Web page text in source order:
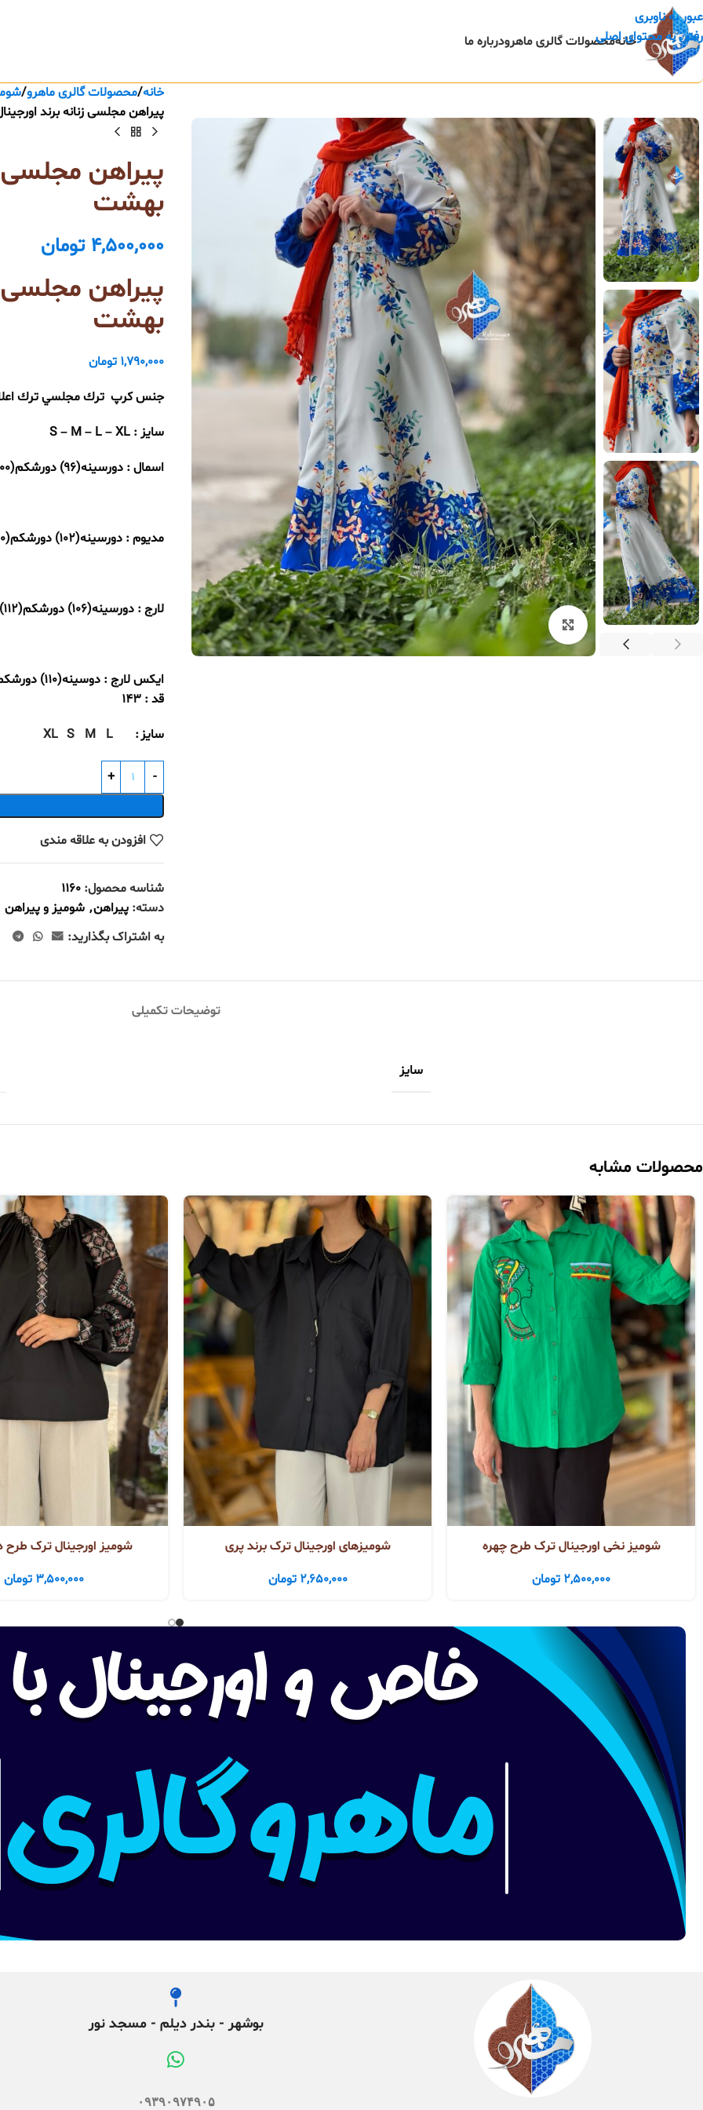
عبور به ناوبری
رفتن به محتوای اصلی
خانهمحصولات گالری ماهرودرباره ما
بزرگنمایی تصویر
خانه محصولات گالری ماهرو
پیراهن مجلسی زنانه برند
پیراهن مجلسی
بهشت
4,500,000 تومان
پیراهن مجلسی
بهشت
1,790,000 تومان
جنس كرپ ترك مجلسي ترك
سایز : S – M – L – XL
اسمال : دورسینه(96) دورشکم(100) دورباسن(112) دوربازو(38)
مدیوم : دورسینه(102) دورشکم(110) دورباسن(118) دوربازو(40)
لارج : دورسینه(106) دورشکم(112) دورباسن(120) دوربازو(42)
ایکس لارج : دوسینه(110) دورشکم(116) دورباسن(128) دوربازو(46)
قد : 143
سایز L
M
S
XL
افزودن به علاقه مندی
شناسه محصول: 1160
دسته: پیراهن, شومیز و پیراهن
به اشتراک بگذارید:
توضیحات تکمیلی
سایز
محصولات مشابه
شومیز نخی اورجینال ترک طرح چهره
2,500,000 تومان
شومیزهای اورجینال ترک برند پری
2,650,000 تومان
شومیز اورجینال ترک طرح
3,500,000 تومان
بوشهر - بندر دیلم - مسجد نور
۰۹۳۹۰۹۷۴۹۰۵